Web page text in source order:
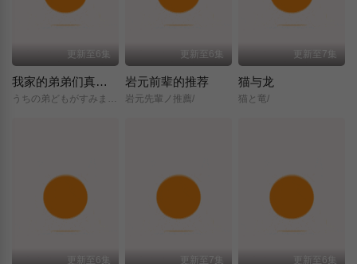
更新至6集
我家的弟弟们真是让您费心了
うちの弟どもがすみません/
更新至6集
岩元前辈的推荐
岩元先輩ノ推薦/
更新至7集
猫与龙
猫と竜/
更新至6集 更新至7集 更新至6集